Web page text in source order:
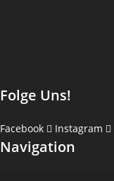
Folge Uns!
Facebook Instagram
Navigation